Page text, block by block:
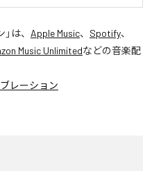
」は、 Apple Music、 Spotify、
Music Unlimitedなどの音楽配
レーション